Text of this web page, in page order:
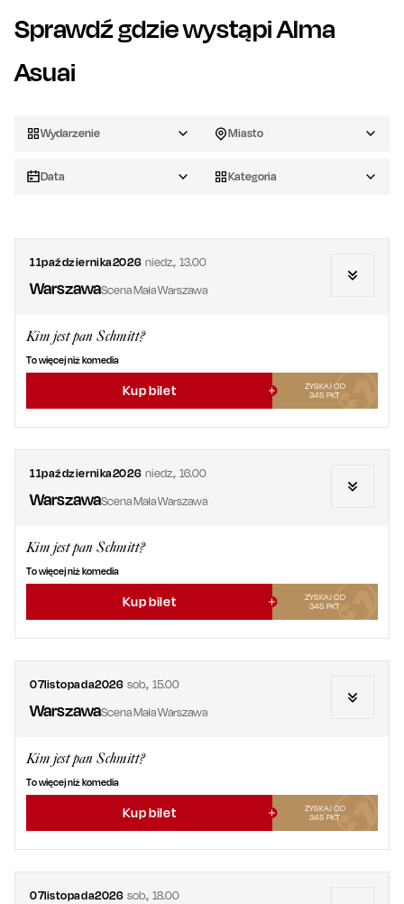
Sprawdź gdzie wystąpiAlma
Asuai
Wydarzenie Miasto
Data Kategoria
11października2026 niedz.,13.00
WarszawaScena Mała Warszawa
Kim jest pan Schmitt?
To więcej niż komedia
Kup bilet
ZYSKAJ OD
345 PKT
11października2026 niedz.,16.00
WarszawaScena Mała Warszawa
Kim jest pan Schmitt?
To więcej niż komedia
Kup bilet
ZYSKAJ OD
345 PKT
07listopada2026 sob.,15.00
WarszawaScena Mała Warszawa
Kim jest pan Schmitt?
To więcej niż komedia
Kup bilet
ZYSKAJ OD
345 PKT
07listopada2026 sob.,18.00